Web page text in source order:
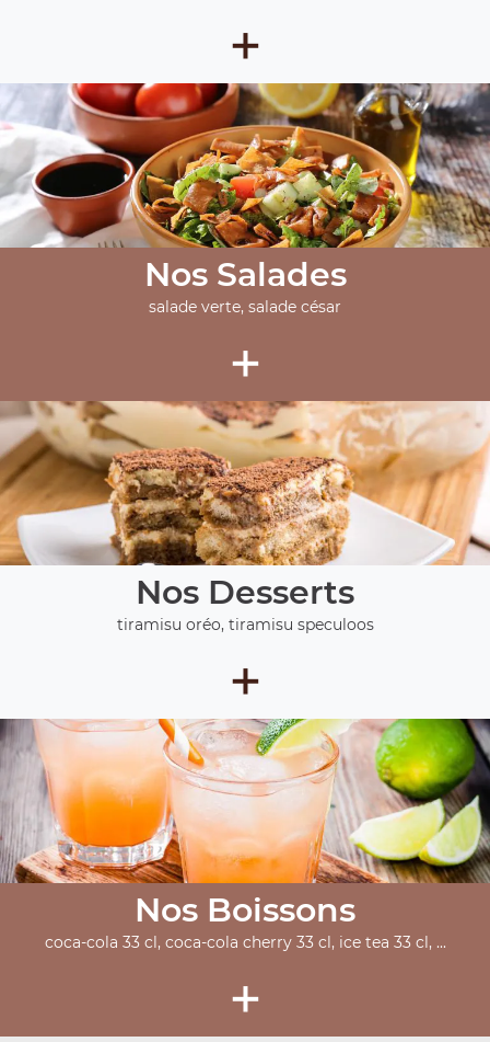
+
Nos Salades
salade verte, salade césar
+
Nos Desserts
tiramisu oréo, tiramisu speculoos
+
Nos Boissons
coca-cola 33 cl, coca-cola cherry 33 cl, ice tea 33 cl, ...
+